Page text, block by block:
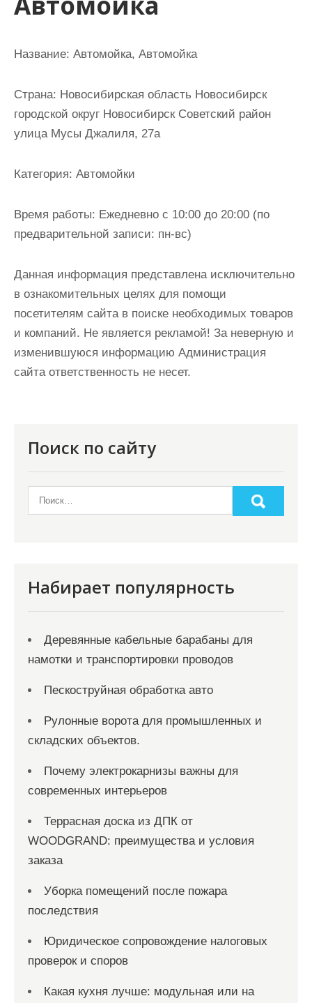
Название: Автомойка, Автомойка
Страна: Новосибирская область Новосибирск
городской округ Новосибирск Советский район
улица Мусы Джалиля, 27а
Категория: Автомойки
Время работы: Ежедневно с 10:00 до 20:00 (по
предварительной записи: пн-вс)
Данная информация представлена исключительно
в ознакомительных целях для помощи
посетителям сайта в поиске необходимых товаров
и компаний. Не является рекламой! За неверную и
изменившуюся информацию Администрация
сайта ответственность не несет.
Поиск по сайту
Набирает популярность
Деревянные кабельные барабаны для
намотки и транспортировки проводов
Пескоструйная обработка авто
Рулонные ворота для промышленных и
складских объектов.
Почему электрокарнизы важны для
современных интерьеров
Террасная доска из ДПК от
WOODGRAND: преимущества и условия
заказа
Уборка помещений после пожара
последствия
Юридическое сопровождение налоговых
проверок и споров
Какая кухня лучше: модульная или на